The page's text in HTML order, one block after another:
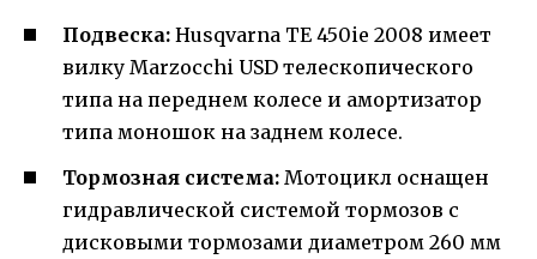
Подвеска: Husqvarna TE 450ie 2008 имеет
вилку Marzocchi USD телескопического
типа на переднем колесе и амортизатор
типа моношок на заднем колесе.
Тормозная система: Мотоцикл оснащен
гидравлической системой тормозов с
дисковыми тормозами диаметром 260 мм